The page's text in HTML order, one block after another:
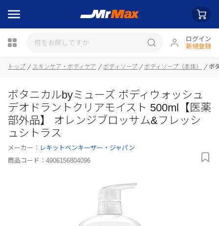
ログイン
新規登録
トップ スキンケア・ボディケア ボディソープ ボディソープ（本体） ボ
ボタニカルbyミューズ ボディウォッシュ
デオドラントクリアモイスト 500ml【医薬
部外品】 オレンジブロッサム&フレッシ
ュシトラス
メーカー： レキットベンキーザー・ジャパン
商品コード： 4906156804096